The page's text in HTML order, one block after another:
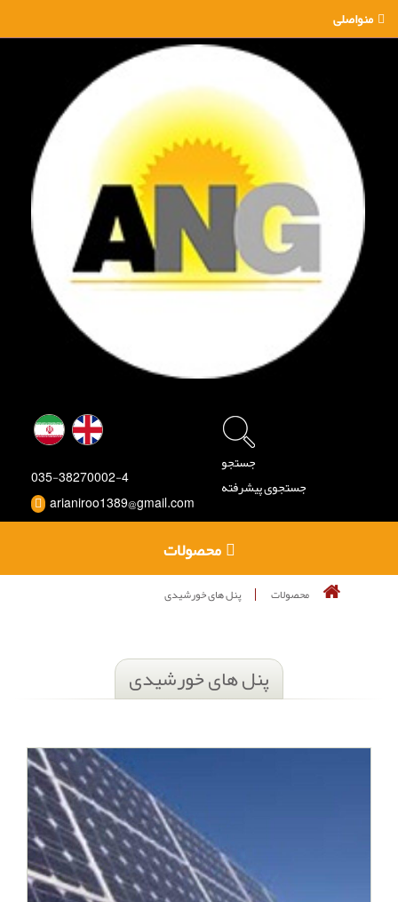
منواصلی
035-38270002-4
arianiroo1389@gmail.com
جستجو
جستجوی پیشرفته
محصولات
محصولات پنل های خورشیدی
پنل های خورشیدی